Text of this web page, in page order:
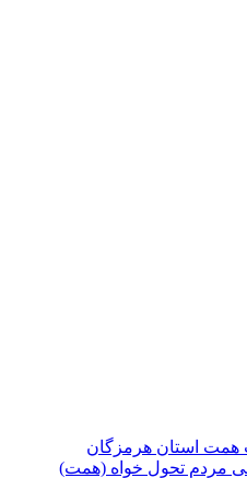
استان هرمزگان
مردم تحول خواه (همت)